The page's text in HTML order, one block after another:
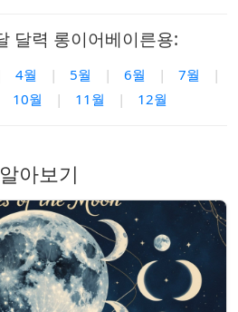
달력 롱이어베이른용:
4월 | 5월 | 6월 | 7월
|
10월 | 11월 | 12월
아보기